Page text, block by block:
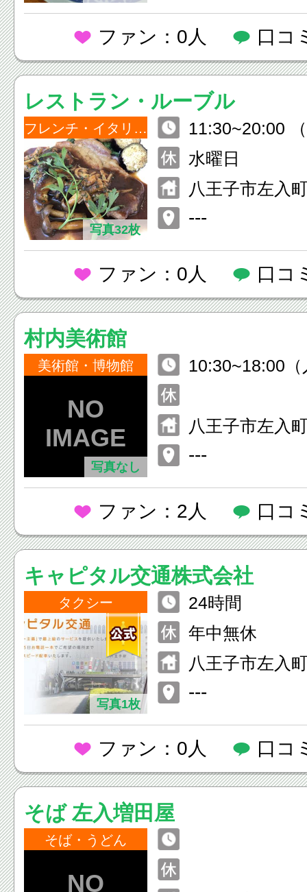
ファン：0人 口コ
レストラン・ルーブル
フレンチ・イタリアン
写真32枚
11:30~20:00
1:30~18:00 ラ
水曜日
八王子市左入
---
ファン：0人 口コ
村内美術館
美術館・博物館
写真なし
10:30~18:00
八王子市左入
---
ファン：2人 口コ
キャピタル交通株式会社
タクシー
写真1枚
24時間
年中無休
八王子市左入
---
ファン：0人 口コ
そば 左入増田屋
そば・うどん